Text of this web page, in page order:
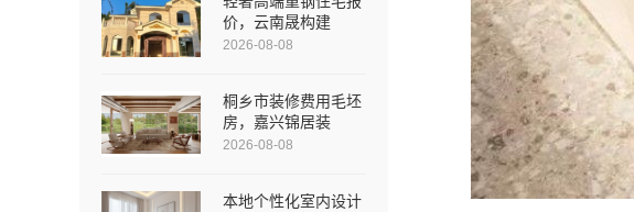
价，云南晟构建
2026-08-08
桐乡市装修费用毛坯
房，嘉兴锦居装
2026-08-08
本地个性化室内设计